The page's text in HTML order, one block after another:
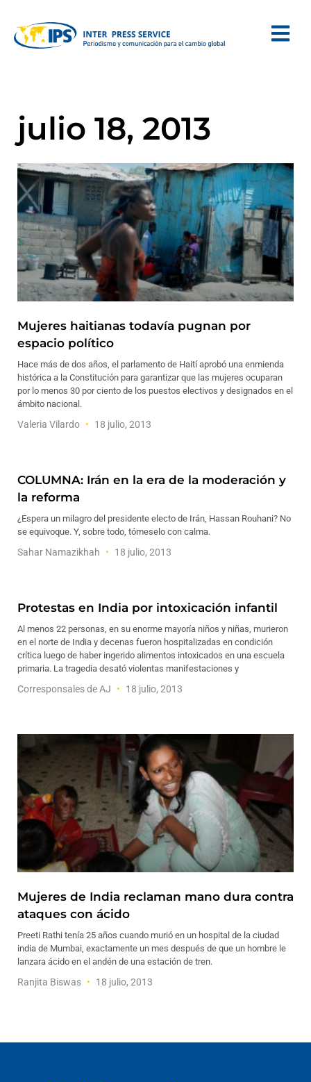
julio 18, 2013
Mujeres haitianas todavía pugnan por
espacio político
Hace más de dos años, el parlamento de Haití aprobó una enmienda
histórica a la Constitución para garantizar que las mujeres ocuparan
por lo menos 30 por ciento de los puestos electivos y designados en el
ámbito nacional.
Valeria Vilardo 18 julio, 2013
COLUMNA: Irán en la era de la moderación y
la reforma
¿Espera un milagro del presidente electo de Irán, Hassan Rouhani? No
se equivoque. Y, sobre todo, tómeselo con calma.
Sahar Namazikhah 18 julio, 2013
Protestas en India por intoxicación infantil
Al menos 22 personas, en su enorme mayoría niños y niñas, murieron
en el norte de India y decenas fueron hospitalizadas en condición
crítica luego de haber ingerido alimentos intoxicados en una escuela
primaria. La tragedia desató violentas manifestaciones y
Corresponsales de AJ 18 julio, 2013
Mujeres de India reclaman mano dura contra
ataques con ácido
Preeti Rathi tenía 25 años cuando murió en un hospital de la ciudad
india de Mumbai, exactamente un mes después de que un hombre le
lanzara ácido en el andén de una estación de tren.
Ranjita Biswas 18 julio, 2013